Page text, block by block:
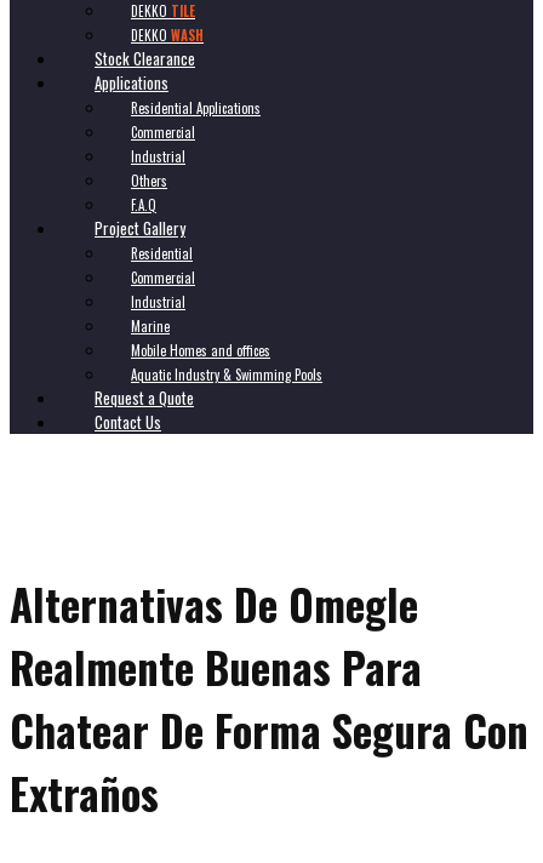
DEKKO TILE
DEKKO WASH
Stock Clearance
Applications
Residential Applications
Commercial
Industrial
Others
F.A.Q
Project Gallery
Residential
Commercial
Industrial
Marine
Mobile Homes and offices
Aquatic Industry & Swimming Pools
Request a Quote
Contact Us
Alternativas De Omegle
Realmente Buenas Para
Chatear De Forma Segura Con
Extraños